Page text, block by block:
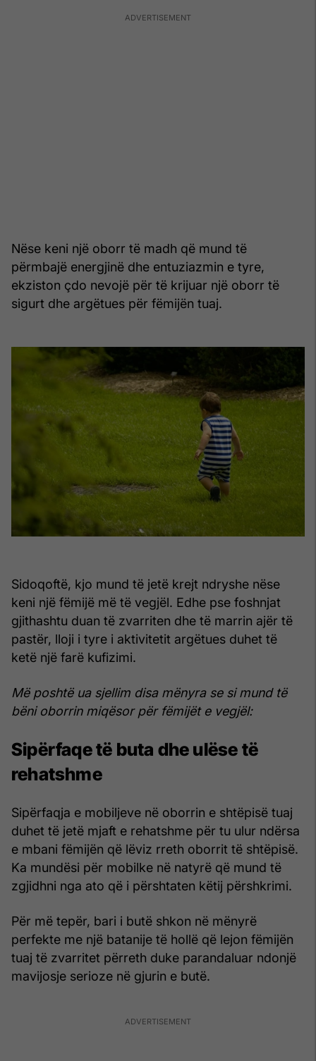
Nëse keni një oborr të madh që mund të
përmbajë energjinë dhe entuziazmin e tyre,
ekziston çdo nevojë për të krijuar një oborr të
sigurt dhe argëtues për fëmijën tuaj.
Sidoqoftë, kjo mund të jetë krejt ndryshe nëse
keni një fëmijë më të vegjël. Edhe pse foshnjat
gjithashtu duan të zvarriten dhe të marrin ajër të
pastër, lloji i tyre i aktivitetit argëtues duhet të
ketë një farë kufizimi.
Më poshtë ua sjellim disa mënyra se si mund të
bëni oborrin miqësor për fëmijët e vegjël:
Sipërfaqe të buta dhe ulëse të
rehatshme
Sipërfaqja e mobiljeve në oborrin e shtëpisë tuaj
duhet të jetë mjaft e rehatshme për tu ulur ndërsa
e mbani fëmijën që lëviz rreth oborrit të shtëpisë.
Ka mundësi për mobilke në natyrë që mund të
zgjidhni nga ato që i përshtaten këtij përshkrimi.
Për më tepër, bari i butë shkon në mënyrë
perfekte me një batanije të hollë që lejon fëmijën
tuaj të zvarritet përreth duke parandaluar ndonjë
mavijosje serioze në gjurin e butë.